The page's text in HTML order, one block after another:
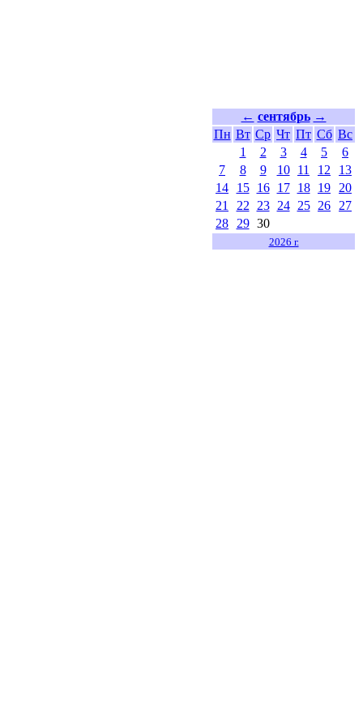
← сентябрь →
Пн Вт Ср Чт Пт Сб Вс
1
2 3 4 5
6
7
8 9 10 11 12
13
14
15 16 17 18 19
20
21
22 23 24 25 26
27
28
29 30
2026 г.